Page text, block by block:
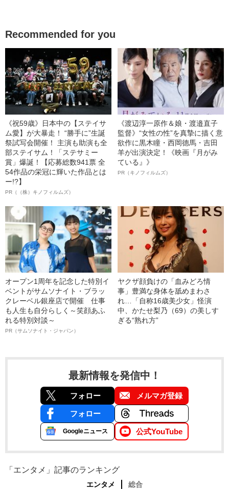
Recommended for you
《祝59歳》日本中の【ステイサ
ム愛】が大暴走！ “勝手に”生誕
祭試写会開催！ 主演も助演も全
部ステイサム！「ステサミー
賞」爆誕！【応募総数941票 全
54作品の栄冠に輝いた作品とは
ー!?】
PR（（株）キノフィルムズ）
《渡辺淳一原作＆娘・渡邉直子
監督》“女性の性”を真摯に描く意
欲作に黒木瞳・西岡德馬・吉田
羊が出演決定！《映画『月がみ
ている』》
PR（キノフィルムズ）
オープン1周年を記念した特別イ
ベントがサムソナイト・ブラッ
クレーベル銀座店で開催 仕事
も人生も自分らしく～笑顔あふ
れる特別対談～
PR（サムソナイト・ジャパン）
ヤクザ顔負けの「血みどろ情
事」豊満な身体を舐めまわさ
れ…「自称16歳美少女」怪演
中、かたせ梨乃（69）の美しす
ぎる“熟れ方”
最新情報を発信中！
フォロー メルマガ登録
フォロー
Googleニュース 公式YouTube
「エンタメ」記事のランキング
エンタメ 総合